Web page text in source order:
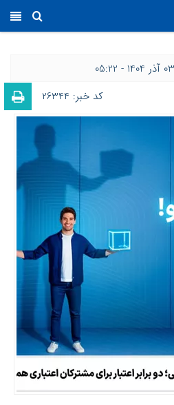
کد خبر: 26344